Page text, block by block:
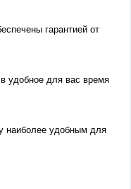
гарантией от
удобное для вас время
наиболее удобным для